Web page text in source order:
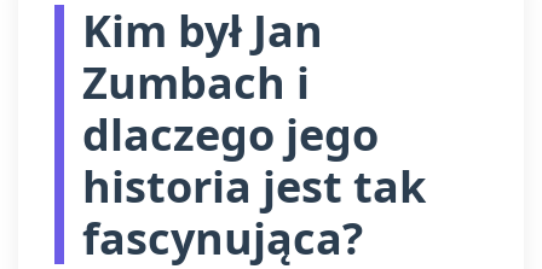
Kim był Jan
Zumbach i
dlaczego jego
historia jest tak
fascynująca?